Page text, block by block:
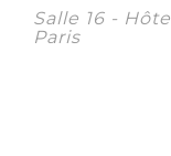
Salle 16 -
Paris